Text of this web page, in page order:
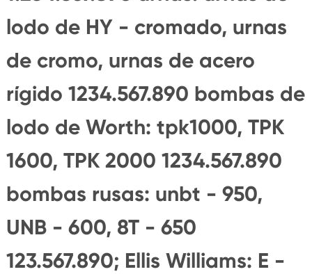
lodo de HY - cromado, urnas
de cromo, urnas de acero
rígido 1234.567.890 bombas de
lodo de Worth: tpk1000, TPK
1600, TPK 2000 1234.567.890
bombas rusas: unbt - 950,
UNB - 600, 8T - 650
123.567.890; Ellis Williams: E -